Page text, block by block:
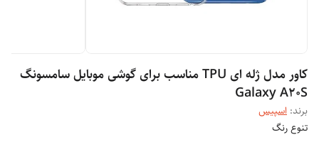
کاور مدل ژله ای TPU مناسب برای گوشی موبایل سامسونگ
Galaxy A20S
برند: اسپیس
تنوع رنگ